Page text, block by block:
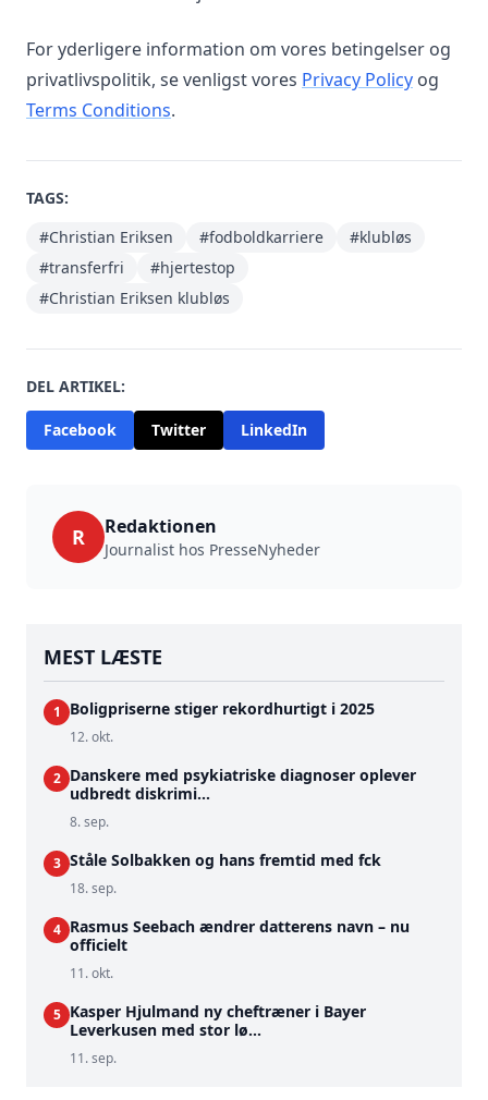
For yderligere information om vores betingelser og
privatlivspolitik, se venligst vores Privacy Policy og
Terms Conditions.
TAGS:
#Christian Eriksen
#fodboldkarriere
#klubløs
#transferfri
#hjertestop
#Christian Eriksen klubløs
DEL ARTIKEL:
Facebook Twitter LinkedIn
R Redaktionen
Journalist hos PresseNyheder
MEST LÆSTE
1 Boligpriserne stiger rekordhurtigt i 2025
12. okt.
2 Danskere med psykiatriske diagnoser oplever
udbredt diskrimi...
8. sep.
3 Ståle Solbakken og hans fremtid med fck
18. sep.
4 Rasmus Seebach ændrer datterens navn – nu
officielt
11. okt.
5 Kasper Hjulmand ny cheftræner i Bayer
Leverkusen med stor lø...
11. sep.